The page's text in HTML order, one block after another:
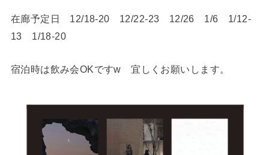
在廊予定日 12/18-20 12/22-23 12/26 1/6 1/12-
13 1/18-20
宿泊時は飲み会OKですw 宜しくお願いします。